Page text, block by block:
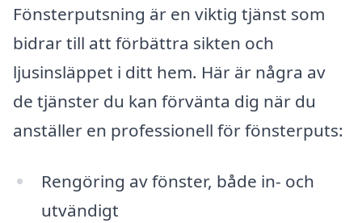
Fönsterputsning är en viktig tjänst som
bidrar till att förbättra sikten och
ljusinsläppet i ditt hem. Här är några av
de tjänster du kan förvänta dig när du
anställer en professionell för fönsterputs:
Rengöring av fönster, både in- och
utvändigt